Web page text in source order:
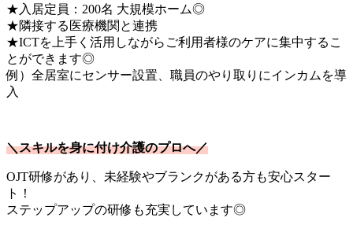
★入居定員：200名 大規模ホーム◎
★隣接する医療機関と連携
★ICTを上手く活用しながらご利用者様のケアに集中するこ
とができます◎
例）全居室にセンサー設置、職員のやり取りにインカムを導
入
＼スキルを身に付け介護のプロへ／
OJT研修があり、未経験やブランクがある方も安心スター
ト！
ステップアップの研修も充実しています◎